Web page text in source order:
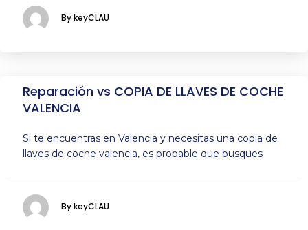
By keyCLAU
Reparación vs COPIA DE LLAVES DE COCHE
VALENCIA
Si te encuentras en Valencia y necesitas una copia de
llaves de coche valencia, es probable que busques
By keyCLAU